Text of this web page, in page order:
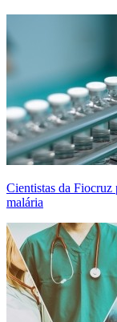
Cientistas da Fiocruz
malária